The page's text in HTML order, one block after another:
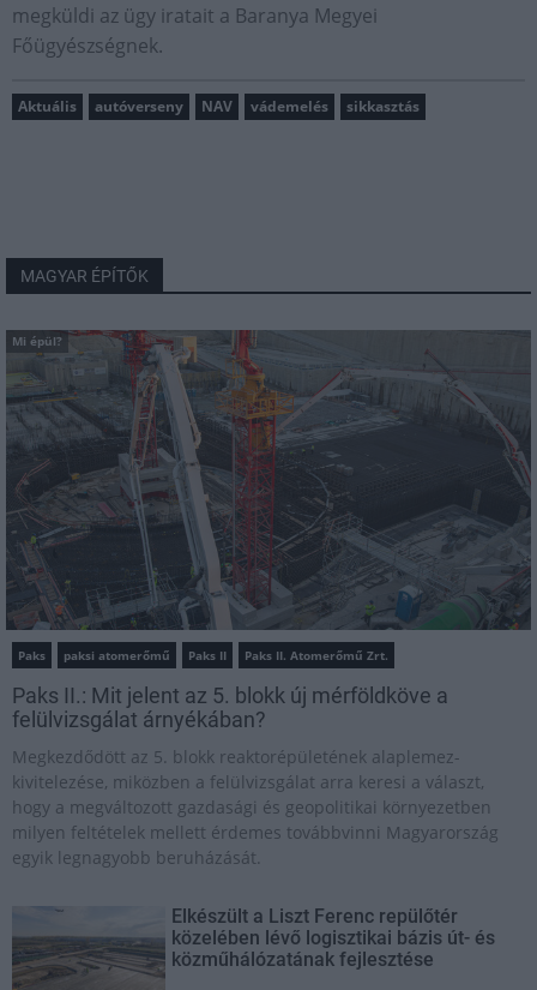
megküldi az ügy iratait a Baranya Megyei
Főügyészségnek.
Aktuális autóverseny NAV vádemelés sikkasztás
MAGYAR ÉPÍTŐK
Mi épül?
Paks paksi atomerőmű Paks II Paks II. Atomerőmű Zrt.
Paks II.: Mit jelent az 5. blokk új mérföldköve a
felülvizsgálat árnyékában?
Megkezdődött az 5. blokk reaktorépületének alaplemez-
kivitelezése, miközben a felülvizsgálat arra keresi a választ,
hogy a megváltozott gazdasági és geopolitikai környezetben
milyen feltételek mellett érdemes továbbvinni Magyarország
egyik legnagyobb beruházását.
Elkészült a Liszt Ferenc repülőtér
közelében lévő logisztikai bázis út- és
közműhálózatának fejlesztése